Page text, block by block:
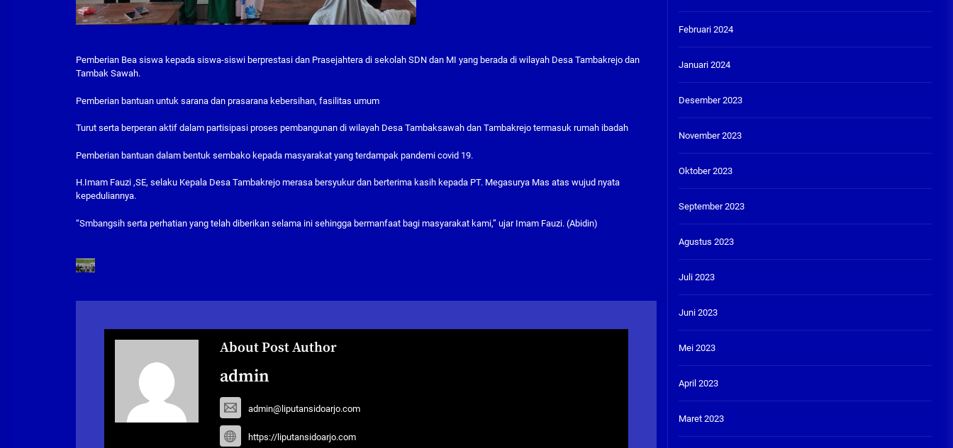
Pemberian Bea siswa kepada siswa-siswi berprestasi dan Prasejahtera di sekolah SDN dan MI yang berada di wilayah Desa Tambakrejo dan
Tambak Sawah.
Pemberian bantuan untuk sarana dan prasarana kebersihan, fasilitas umum
Turut serta berperan aktif dalam partisipasi proses pembangunan di wilayah Desa Tambaksawah dan Tambakrejo termasuk rumah ibadah
Pemberian bantuan dalam bentuk sembako kepada masyarakat yang terdampak pandemi covid 19.
H.Imam Fauzi ,SE, selaku Kepala Desa Tambakrejo merasa bersyukur dan berterima kasih kepada PT. Megasurya Mas atas wujud nyata
kepeduliannya.
“Smbangsih serta perhatian yang telah diberikan selama ini sehingga bermanfaat bagi masyarakat kami,” ujar Imam Fauzi. (Abidin)
About Post Author
admin
admin@liputansidoarjo.com
https://liputansidoarjo.com
Februari 2024
Januari 2024
Desember 2023
November 2023
Oktober 2023
September 2023
Agustus 2023
Juli 2023
Juni 2023
Mei 2023
April 2023
Maret 2023